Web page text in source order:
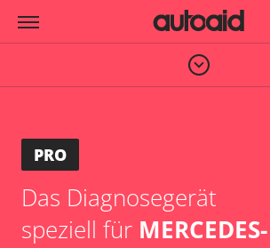
PRO
Das Diagnosegerät
speziell für MERCEDES-